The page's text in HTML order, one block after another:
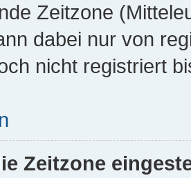
Zeitzone
dabei nur von
nicht registriert
Zeitzone